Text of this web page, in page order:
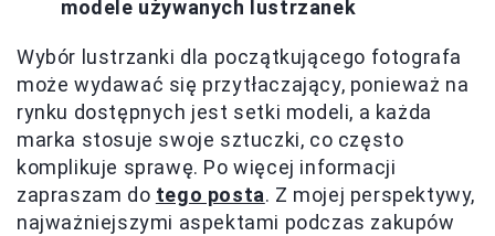
modele używanych lustrzanek
Wybór lustrzanki dla początkującego fotografa
może wydawać się przytłaczający, ponieważ na
rynku dostępnych jest setki modeli, a każda
marka stosuje swoje sztuczki, co często
komplikuje sprawę. Po więcej informacji
zapraszam do tego posta. Z mojej perspektywy,
najważniejszymi aspektami podczas zakupów